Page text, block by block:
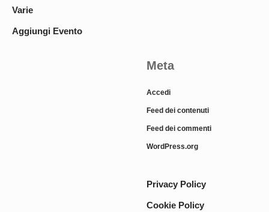
Varie
Aggiungi Evento
Meta
Accedi
Feed dei contenuti
Feed dei commenti
WordPress.org
Privacy Policy
Cookie Policy